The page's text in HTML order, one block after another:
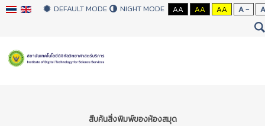
DEFAULT MODE NIGHT MODE AA AA AA A - A
สืบค้นสิ่งพิมพ์ของห้องสมุด